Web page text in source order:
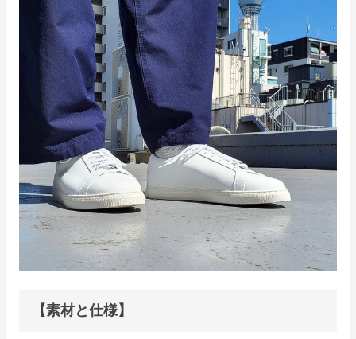
【素材と仕様】